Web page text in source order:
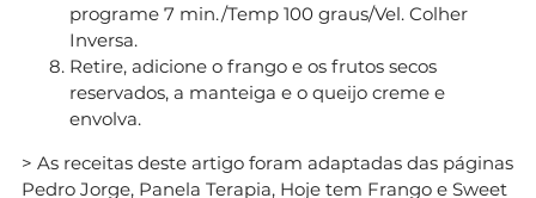
programe 7 min./Temp 100 graus/Vel. Colher
Inversa.
Retire, adicione o frango e os frutos secos
reservados, a manteiga e o queijo creme e
envolva.
> As receitas deste artigo foram adaptadas das páginas
Pedro Jorge, Panela Terapia, Hoje tem Frango e Sweet